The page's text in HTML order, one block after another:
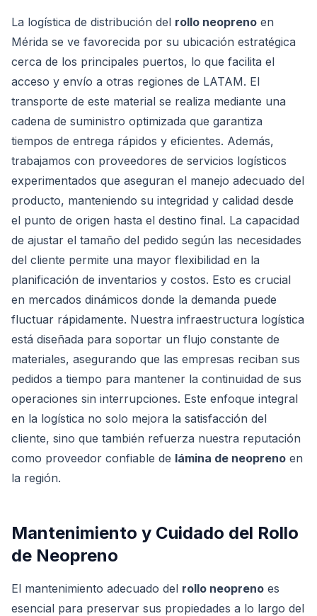
La logística de distribución del rollo neopreno en
Mérida se ve favorecida por su ubicación estratégica
cerca de los principales puertos, lo que facilita el
acceso y envío a otras regiones de LATAM. El
transporte de este material se realiza mediante una
cadena de suministro optimizada que garantiza
tiempos de entrega rápidos y eficientes. Además,
trabajamos con proveedores de servicios logísticos
experimentados que aseguran el manejo adecuado del
producto, manteniendo su integridad y calidad desde
el punto de origen hasta el destino final. La capacidad
de ajustar el tamaño del pedido según las necesidades
del cliente permite una mayor flexibilidad en la
planificación de inventarios y costos. Esto es crucial
en mercados dinámicos donde la demanda puede
fluctuar rápidamente. Nuestra infraestructura logística
está diseñada para soportar un flujo constante de
materiales, asegurando que las empresas reciban sus
pedidos a tiempo para mantener la continuidad de sus
operaciones sin interrupciones. Este enfoque integral
en la logística no solo mejora la satisfacción del
cliente, sino que también refuerza nuestra reputación
como proveedor confiable de lámina de neopreno en
la región.
Mantenimiento y Cuidado del Rollo
de Neopreno
El mantenimiento adecuado del rollo neopreno es
esencial para preservar sus propiedades a lo largo del